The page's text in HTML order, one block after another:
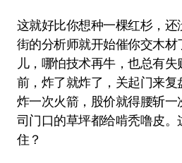
这就好比你想种一棵红杉，
街的分析师就开始催你交木
儿，哪怕技术再牛，也总有
前，炸了就炸了，关起门来复
炸一次火箭，股价就得腰斩
司门口的草坪都给啃秃噜皮
住？